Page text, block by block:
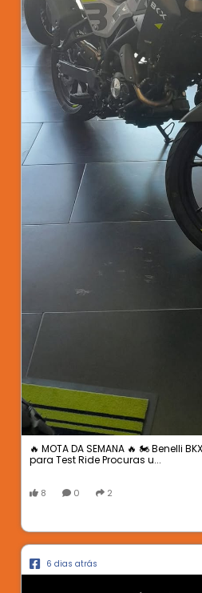
🔥 MOTA DA SEMANA 🔥 🏍️ Benelli
para Test Ride Procuras u...
8 0 2
6 dias atrás